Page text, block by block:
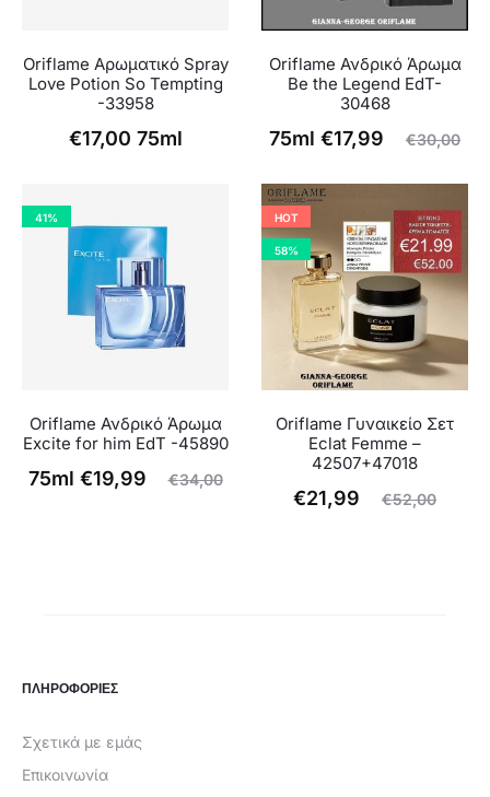
Oriflame Αρωματικό Spray
Love Potion So Tempting
-33958
€17,00 75ml
Oriflame Ανδρικό Άρωμα
Be the Legend EdT-
30468
€30,00
Original
€30,00.
€17,99
Η
τιμή
είναι:
€17,99.
75ml
41%
Oriflame Ανδρικό Άρωμα
Excite for him EdT -45890
€34,00
Original
€19,99
Η
75ml
HOT
58%
Oriflame Γυναικείο Σετ
Eclat Femme –
42507+47018
€52,00
Original
€21,99
Η
ΠΛΗΡΟΦΟΡΙΕΣ
Σχετικά με εμάς
Επικοινωνία